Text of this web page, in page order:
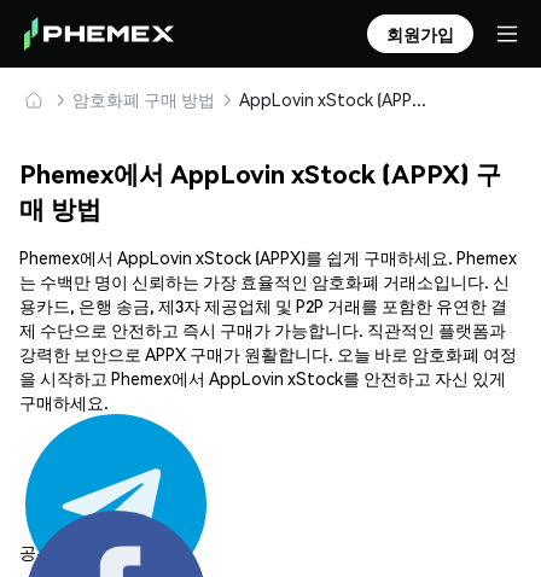
회원가입
암호화폐 구매 방법 AppLovin xStock (APPX) 안전하게 구매 및 보관
Phemex에서 AppLovin xStock (APPX) 구
매 방법
Phemex에서 AppLovin xStock (APPX)를 쉽게 구매하세요. Phemex
는 수백만 명이 신뢰하는 가장 효율적인 암호화폐 거래소입니다. 신
용카드, 은행 송금, 제3자 제공업체 및 P2P 거래를 포함한 유연한 결
제 수단으로 안전하고 즉시 구매가 가능합니다. 직관적인 플랫폼과
강력한 보안으로 APPX 구매가 원활합니다. 오늘 바로 암호화폐 여정
을 시작하고 Phemex에서 AppLovin xStock를 안전하고 자신 있게
구매하세요.
공유하기: